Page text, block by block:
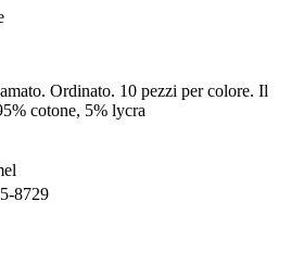
Ordinato. 10 pezzi per colore. Il
cotone, 5% lycra
8729